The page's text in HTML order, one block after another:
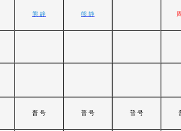
熊 静 熊 静
普 号 普 号 普 号